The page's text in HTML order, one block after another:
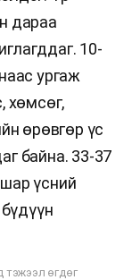
дараа
10-
ургаж
хөмсөг,
өрөвгөр үс
байна. 33-37
үсний
тэжээл өгдөг